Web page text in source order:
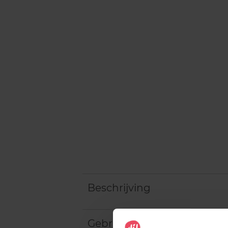
Beschrijving
Gebruiksadvies